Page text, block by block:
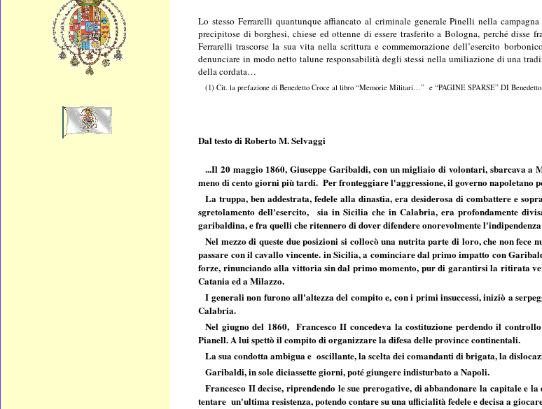
Lo stesso Ferrarelli quantunque affiancato al criminale generale Pinelli nella
precipitose di borghesi, chiese ed ottenne di essere trasferito a Bologna, perché
Ferrarelli trascorse la sua vita nella scrittura e commemorazione dell’esercito
denunciare in modo netto talune responsabilità degli stessi nella umiliazione di una
della cordata…
(1) Cit. la prefazione di Benedetto Croce al libro “Memorie Militari…” e “PAGINE SPARSE” DI
Dal testo di Roberto M. Selvaggi
...Il 20 maggio 1860, Giuseppe Garibaldi, con un migliaio di volontari, sbarcava
meno di cento giorni più tardi. Per fronteggiare l'aggressione, il governo
La truppa, ben addestrata, fedele alla dinastia, era desiderosa di combattere e
sgretolamento dell'esercito, sia in Sicilia che in Calabria, era profondamente
garibaldina, e fra quelli che ritennero di dover difendere onorevolmente
Nel mezzo di queste due posizioni si collocò una nutrita parte di loro, che non fece
passare con il cavallo vincente. in Sicilia, a cominciare dal primo impatto con
forze, rinunciando alla vittoria sin dal primo momento, pur di garantirsi la ritirata
Catania ed a Milazzo.
I generali non furono all'altezza del compito e, con i primi insuccessi, iniziò a
Calabria.
Nel giugno del 1860, Francesco II concedeva la costituzione perdendo il
Pianell. A lui spettò il compito di organizzare la difesa delle province continentali.
La sua condotta ambigua e oscillante, la scelta dei comandanti di brigata, la
Garibaldi, in sole diciassette giorni, poté giungere indisturbato a Napoli.
Francesco II decise, riprendendo le sue prerogative, di abbandonare la capitale
tentare un'ultima resistenza, potendo contare su una ufficialità fedele e decisa a